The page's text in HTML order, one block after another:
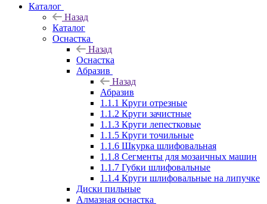
Каталог
Назад
Каталог
Оснастка
Назад
Оснастка
Абразив
Назад
Абразив
1.1.1 Круги отрезные
1.1.2 Круги зачистные
1.1.3 Круги лепестковые
1.1.5 Круги точильные
1.1.6 Шкурка шлифовальная
1.1.8 Сегменты для мозаичных машин
1.1.7 Губки шлифовальные
1.1.4 Круги шлифовальные на липучке
Диски пильные
Алмазная оснастка